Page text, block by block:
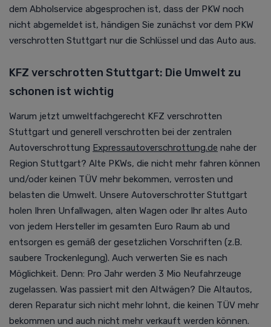
dem Abholservice abgesprochen ist, dass der PKW noch
nicht abgemeldet ist, händigen Sie zunächst vor dem PKW
verschrotten Stuttgart nur die Schlüssel und das Auto aus.
KFZ verschrotten Stuttgart: Die Umwelt zu
schonen ist wichtig
Warum jetzt umweltfachgerecht KFZ verschrotten
Stuttgart und generell verschrotten bei der zentralen
Autoverschrottung Expressautoverschrottung.de nahe der
Region Stuttgart? Alte PKWs, die nicht mehr fahren können
und/oder keinen TÜV mehr bekommen, verrosten und
belasten die Umwelt. Unsere Autoverschrotter Stuttgart
holen Ihren Unfallwagen, alten Wagen oder Ihr altes Auto
von jedem Hersteller im gesamten Euro Raum ab und
entsorgen es gemäß der gesetzlichen Vorschriften (z.B.
saubere Trockenlegung). Auch verwerten Sie es nach
Möglichkeit. Denn: Pro Jahr werden 3 Mio Neufahrzeuge
zugelassen. Was passiert mit den Altwägen? Die Altautos,
deren Reparatur sich nicht mehr lohnt, die keinen TÜV mehr
bekommen und auch nicht mehr verkauft werden können.